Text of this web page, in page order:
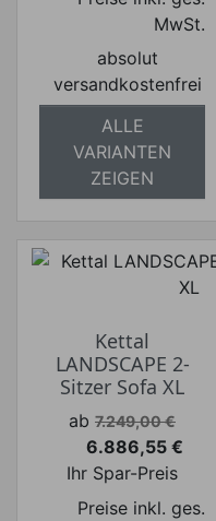
MwSt.
absolut
versandkostenfrei
ALLE
VARIANTEN
ZEIGEN
Kettal
LANDSCAPE 2-
Sitzer Sofa XL
Verkaufspreis
ab 7.249,00 €
Preis
6.886,55 €
Ihr Spar-Preis
Preise inkl. ges.